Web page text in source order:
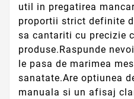
util in pregatirea
proportii strict definite
sa cantariti cu precizie
produse.Raspunde
le pasa de marimea
sanatate.Are optiunea
manuala si un afisaj